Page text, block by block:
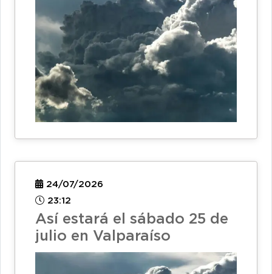
24/07/2026
23:12
Así estará el sábado 25 de
julio en Valparaíso